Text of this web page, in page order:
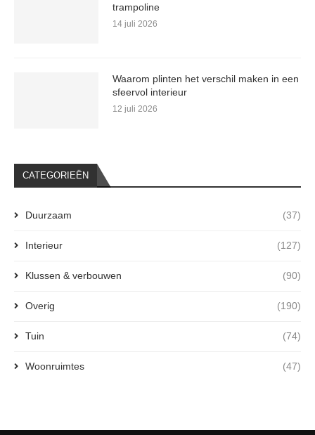
trampoline
14 juli 2026
Waarom plinten het verschil maken in een
sfeervol interieur
12 juli 2026
CATEGORIEËN
Duurzaam (37)
Interieur (127)
Klussen & verbouwen (90)
Overig (190)
Tuin (74)
Woonruimtes (47)